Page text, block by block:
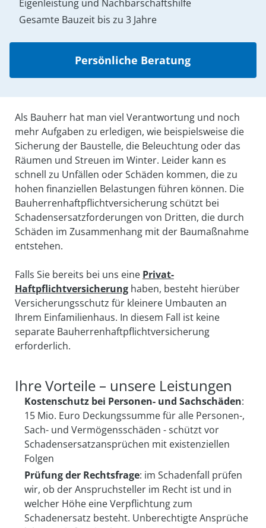
Eigenleistung und Nachbarschaftshilfe
Gesamte Bauzeit bis zu 3 Jahre
Persönliche Beratung
Als Bauherr hat man viel Verantwortung und noch
mehr Aufgaben zu erledigen, wie beispielsweise die
Sicherung der Baustelle, die Beleuchtung oder das
Räumen und Streuen im Winter. Leider kann es
schnell zu Unfällen oder Schäden kommen, die zu
hohen finanziellen Belastungen führen können. Die
Bauherrenhaftpflichtversicherung schützt bei
Schadensersatzforderungen von Dritten, die durch
Schäden im Zusammen­hang mit der Bau­maß­nahme
entstehen.
Falls Sie bereits bei uns eine Privat-
Haftpflichtversicherunghaben, besteht hierüber
Versicherungs­schutz für kleinere Um­bauten an
Ihrem Ein­familien­haus. In diesem Fall ist keine
separate Bau­herren­haft­pflicht­versicherung
erforderlich.
Ihre Vorteile – unsere Leistungen
Kostenschutz bei Personen- und Sachschäden:
15 Mio. Euro Deckungssumme für alle Personen-,
Sach- und Vermögensschäden - schützt vor
Schadensersatzansprüchen mit existenziellen
Folgen
Prüfung der Rechtsfrage: im Schadenfall prüfen
wir, ob der Anspruchsteller im Recht ist und in
welcher Höhe eine Verpflichtung zum
Schadenersatz besteht. Unberechtigte Ansprüche